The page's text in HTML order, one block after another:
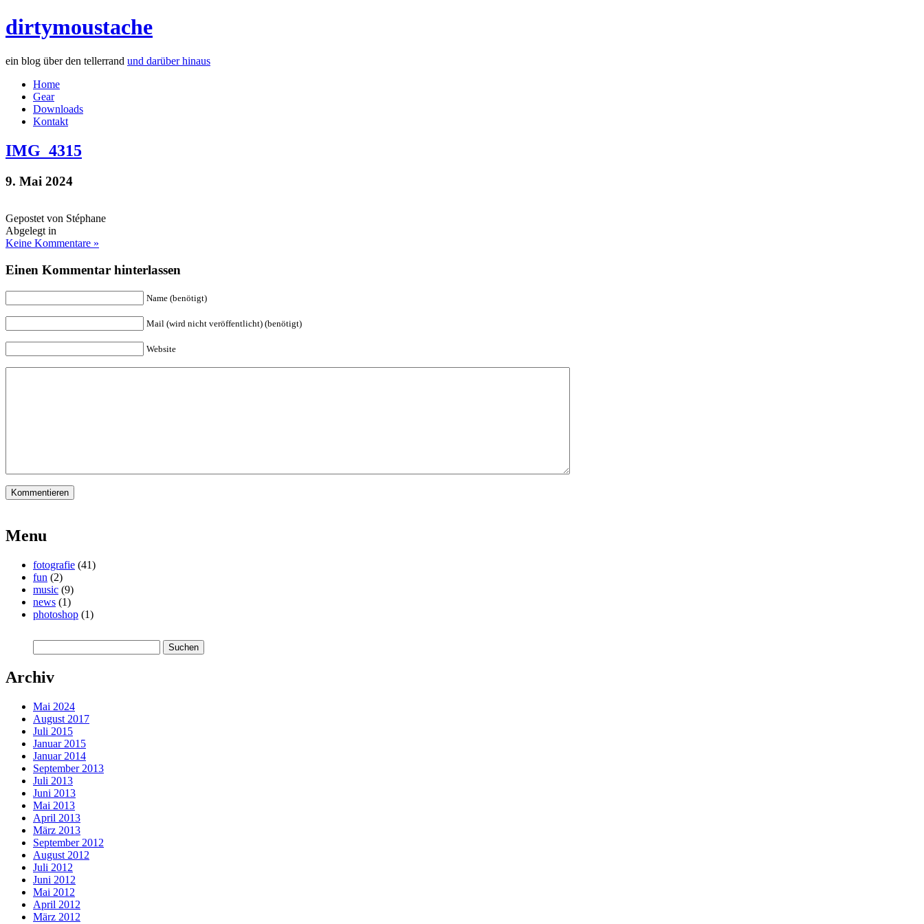
dirtymoustache
ein blog über den tellerrand und darüber hinaus
Home
Gear
Downloads
Kontakt
IMG_4315
9. Mai 2024
Gepostet von Stéphane
Abgelegt in
Keine Kommentare »
Einen Kommentar hinterlassen
Name (benötigt)
Mail (wird nicht veröffentlicht) (benötigt)
Website
Menu
fotografie (41)
fun (2)
music (9)
news (1)
photoshop (1)
nach:
Archiv
Mai 2024
August 2017
Juli 2015
Januar 2015
Januar 2014
September 2013
Juli 2013
Juni 2013
Mai 2013
April 2013
März 2013
September 2012
August 2012
Juli 2012
Juni 2012
Mai 2012
April 2012
März 2012